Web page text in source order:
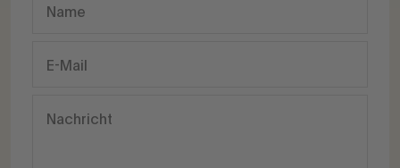
Name
E-Mail
Nachricht